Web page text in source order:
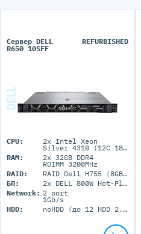
Сервер DELL
R650 10SFF
REFURBISHED
CPU: 2x Intel Xeon
Silver 4310 (12C 18M Cache 2.1 GHz)
RAM:
2x 32GB DDR4
RDIMM 3200MHz
RAID:
RAID Dell H755 (8GB+BBU)
БП:
2x DELL 800W Hot-Plug
Network: 2 port
1Gb/s
HDD:
noHDD (до 12 HDD 2.5'' SFF)